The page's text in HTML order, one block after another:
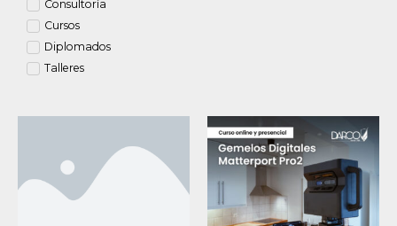
Consultoría
Cursos
Diplomados
Talleres